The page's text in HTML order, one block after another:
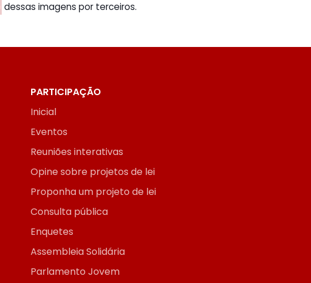
dessas imagens por terceiros.
PARTICIPAÇÃO
Inicial
Eventos
Reuniões interativas
Opine sobre projetos de lei
Proponha um projeto de lei
Consulta pública
Enquetes
Assembleia Solidária
Parlamento Jovem